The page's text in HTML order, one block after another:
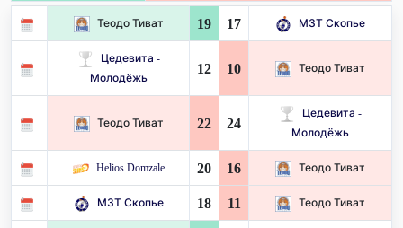
Теодо Тиват 19 17 МЗТ Скопье
Цедевита -
Молодёжь
12 10 Теодо Тиват
Теодо Тиват 22 24
Цедевита -
Молодёжь
Helios Domzale 20 16 Теодо Тиват
МЗТ Скопье 18 11 Теодо Тиват